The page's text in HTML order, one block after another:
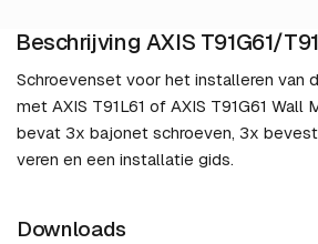
Beschrijving AXIS T91G61/
Schroevenset voor het installeren van
met AXIS T91L61 of AXIS T91G61 Wall
bevat 3x bajonet schroeven, 3x
veren en een installatie gids.
Downloads